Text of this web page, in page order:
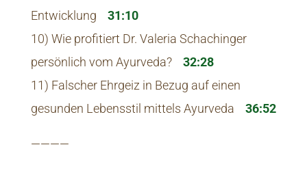
Entwicklung 31:10
10) Wie profitiert Dr. Valeria Schachinger
persönlich vom Ayurveda? 32:28
11) Falscher Ehrgeiz in Bezug auf einen
gesunden Lebensstil mittels Ayurveda 36:52
————